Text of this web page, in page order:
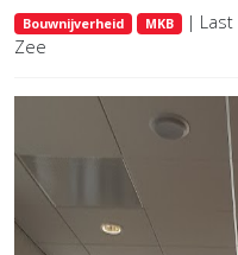
Bouwnijverheid MKB
| Last
Zee